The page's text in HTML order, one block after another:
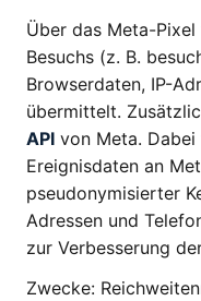
Über das Meta-
Besuchs (z. B.
Browserdaten, IP-
übermittelt.
API von Meta.
Ereignisdaten an
pseudonymisierter
Adressen und
zur Verbesserung
Zwecke: